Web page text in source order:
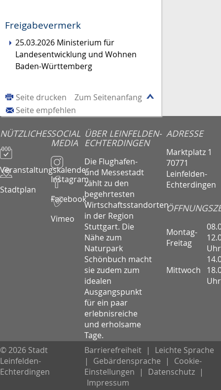
Freigabevermerk
25.03.2026 Ministerium für
Landesentwicklung und Wohnen
Baden-Württemberg
Zum Seitenanfang
Seite drucken
Seite empfehlen
NÜTZLICHES
Veranstaltungskalender
Stadtplan
SOCIAL
MEDIA
Instagram
Facebook
Vimeo
ÜBER LEINFELDEN-
ECHTERDINGEN
Die Flughafen-
und Messestadt
zählt zu den
begehrtesten
Wirtschaftsstandorten
in der Region
Stuttgart. Die
Nähe zum
Naturpark
Schönbuch macht
sie zudem zum
idealen
Ausgangspunkt
für ein paar
erlebnisreiche
und erholsame
Tage.
ADRESSE
Marktplatz 1
70771
Leinfelden-
Echterdingen
Montag-
Freitag
Uhr
Mittwoch
Uhr
© 2026 Stadt
Leinfelden-
Echterdingen
Barrierefreiheit |
Leichte Sprache
|
Gebärdensprache |
Cookie-
Einstellungen
| Datenschutz |
Impressum